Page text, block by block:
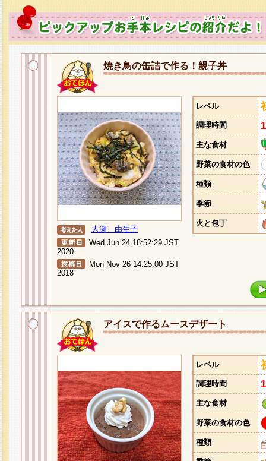
焼き鳥の缶詰で作る！親子丼
大瀬 由生子
Wed Jun 24 18:52:29 JST
2020
Mon Nov 26 14:25:00 JST
2018
レベル
調理時間
主な食材
野菜の食材の色
種類
季節
火と包丁
アイスで作るムースデザート
レベル
調理時間
主な食材
野菜の食材の色
種類